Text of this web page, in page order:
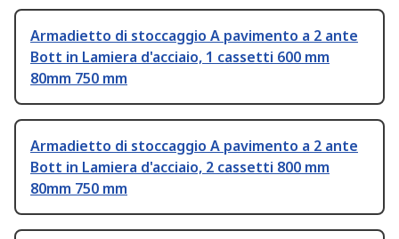
Armadietto di stoccaggio A pavimento a 2 ante
Bott in Lamiera d'acciaio, 1 cassetti 600 mm
80mm 750 mm
Armadietto di stoccaggio A pavimento a 2 ante
Bott in Lamiera d'acciaio, 2 cassetti 800 mm
80mm 750 mm